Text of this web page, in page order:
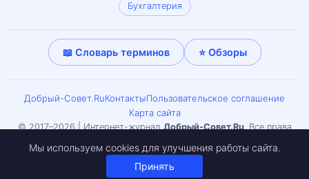
Бухгалтерия
📖 Словарь терминов ⭐ Обзоры
Добрый-Совет.RuКонтактыПользовательское соглашение
Карта сайта
© 2017–2026 | Интернет-журналДобрый-Совет.Ru. Все права
согласия редакции. Может встречаться материал 18+.
Мы используем cookies для улучшения работы сайта.
Принять